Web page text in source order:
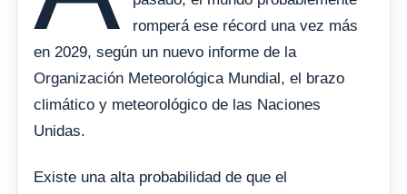
romperá ese récord una vez más
en 2029, según un nuevo informe de la
Organización Meteorológica Mundial, el brazo
climático y meteorológico de las Naciones
Unidas.
Existe una alta probabilidad de que el